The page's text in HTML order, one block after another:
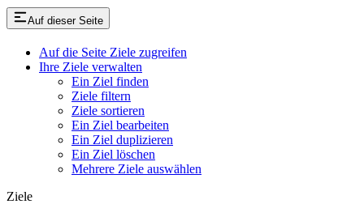
Auf dieser Seite
Auf die Seite Ziele zugreifen
Ihre Ziele verwalten
Ein Ziel finden
Ziele filtern
Ziele sortieren
Ein Ziel bearbeiten
Ein Ziel duplizieren
Ein Ziel löschen
Mehrere Ziele auswählen
Ziele